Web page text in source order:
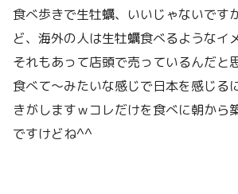
食べ歩きで生牡蠣、いいじゃないです
ど、海外の人は生牡蠣食べるようなイ
それもあって店頭で売っているんだと
食べて〜みたいな感じで日本を感じる
きがしますｗコレだけを食べに朝から
ですけどね^^